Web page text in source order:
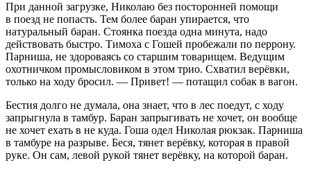
При данной загрузке, Николаю без посторонней помощи
в поезд не попасть. Тем более баран упирается, что
натуральный баран. Стоянка поезда одна минута, надо
действовать быстро. Тимоха с Гошей пробежали по перрону.
Парниша, не здороваясь со старшим товарищем. Ведущим
охотничком промысловиком в этом трио. Схватил верёвки,
только на ходу бросил. — Привет! — потащил собак в вагон.
Бестия долго не думала, она знает, что в лес поедут, с ходу
запрыгнула в тамбур. Баран запрыгивать не хочет, он вообще
не хочет ехать в не куда. Гоша одел Николая рюкзак. Парниша
в тамбуре на разрыве. Беся, тянет верёвку, которая в правой
руке. Он сам, левой рукой тянет верёвку, на которой баран.